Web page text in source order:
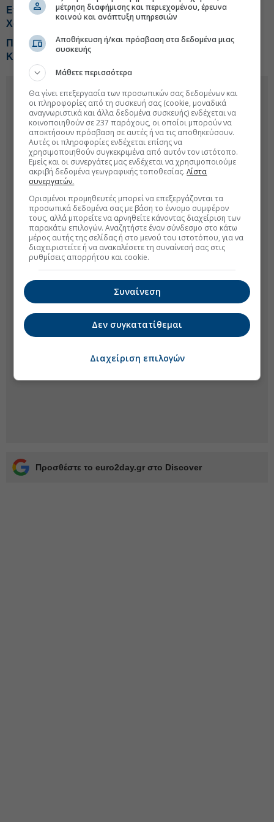
Επίτιμος δημότης Σπετσών ο Sir Στέλιος
Χατζηιωάννου
Πρώτο κέντρο ρομποτικής χειρουργικής στην κλινική
Κυανούς Σταυρός
Προσθέστε το euro2day.gr στο Discover
μέτρηση διαφήμισης και περιεχομένου, έρευνα
κοινού και ανάπτυξη υπηρεσιών
Αποθήκευση ή/και πρόσβαση στα δεδομένα μιας
συσκευής
Μάθετε περισσότερα
Θα γίνει επεξεργασία των προσωπικών σας δεδομένων και
οι πληροφορίες από τη συσκευή σας (cookie, μοναδικά
αναγνωριστικά και άλλα δεδομένα συσκευής) ενδέχεται να
κοινοποιηθούν σε 237 παρόχους, οι οποίοι μπορούν να
αποκτήσουν πρόσβαση σε αυτές ή να τις αποθηκεύσουν.
Αυτές οι πληροφορίες ενδέχεται επίσης να
χρησιμοποιηθούν συγκεκριμένα από αυτόν τον ιστότοπο.
Εμείς και οι συνεργάτες μας ενδέχεται να χρησιμοποιούμε
ακριβή δεδομένα γεωγραφικής τοποθεσίας.Λίστα
συνεργατών.
Ορισμένοι προμηθευτές μπορεί να επεξεργάζονται τα
προσωπικά δεδομένα σας με βάση το έννομο συμφέρον
τους, αλλά μπορείτε να αρνηθείτε κάνοντας διαχείριση των
παρακάτω επιλογών. Αναζητήστε έναν σύνδεσμο στο κάτω
μέρος αυτής της σελίδας ή στο μενού του ιστοτόπου, για να
διαχειριστείτε ή να ανακαλέσετε τη συναίνεσή σας στις
ρυθμίσεις απορρήτου και cookie.
Συναίνεση
Δεν συγκατατίθεμαι
Διαχείριση επιλογών